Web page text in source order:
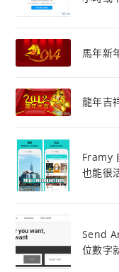
馬年新
龍年吉
Framy
也能很
Send
位數字